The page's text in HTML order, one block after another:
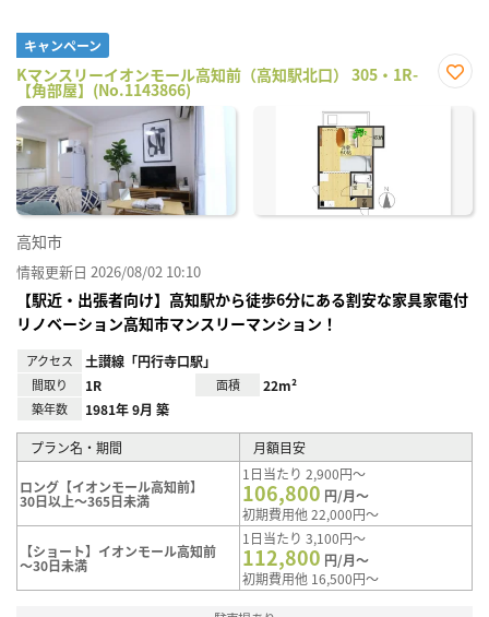
キャンペーン
Kマンスリーイオンモール高知前（高知駅北口） 305・1R-
【角部屋】(No.1143866)
に入
高知市
情報更新日 2026/08/02 10:10
【駅近・出張者向け】高知駅から徒歩6分にある割安な家具家電付
リノベーション高知市マンスリーマンション！
アクセス 土讃線「円行寺口駅」
間取り 1R 面積 22m²
築年数 1981年 9月 築
プラン名・期間 月額目安
ロング【イオンモール高知前】
30日以上～365日未満
1日当たり 2,900円～
106,800 円/月～
初期費用他 22,000円～
【ショート】イオンモール高知前
～30日未満
1日当たり 3,100円～
112,800 円/月～
初期費用他 16,500円～